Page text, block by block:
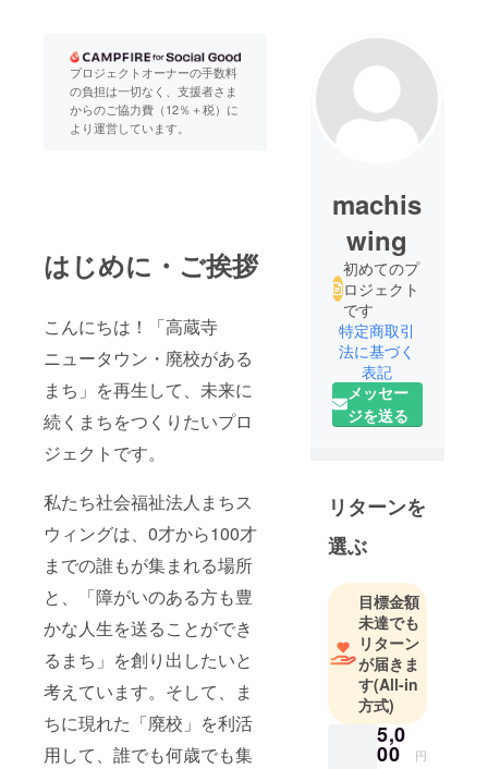
プロジェクトオーナーの手数料
の負担は一切なく、支援者さま
からのご協力費（12％＋税）に
より運営しています。
はじめに・ご挨拶
こんにちは！「高蔵寺
ニュータウン・廃校がある
まち」を再生して、未来に
続くまちをつくりたいプロ
ジェクトです。
私たち社会福祉法人まちス
ウィングは、0才から100才
までの誰もが集まれる場所
と、「障がいのある方も豊
かな人生を送ることができ
るまち」を創り出したいと
考えています。そして、ま
ちに現れた「廃校」を利活
用して、誰でも何歳でも集
machis
wing
初めてのプ
ロジェクト
です
特定商取引
法に基づく
表記
メッセー
ジを送る
リターンを
選ぶ
目標金額
未達でも
リターン
が届きま
す(All-in
方式)
5,0
00 円